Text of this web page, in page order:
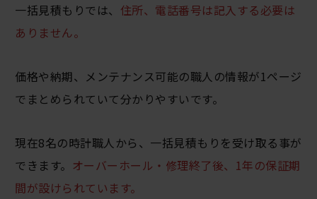
一括見積もりでは、 住所、電話番号は記入する必要は
ありません。
価格や納期、メンテナンス可能の職人の情報が1ページ
でまとめられていて分かりやすいです。
現在8名の時計職人から、一括見積もりを受け取る事が
できます。 オーバーホール・修理終了後、1年の保証期
間が設けられています。